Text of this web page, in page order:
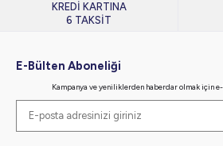
KREDİ KARTINA
6 TAKSİT
E-Bülten Aboneliği
Kampanya ve yeniliklerden haberdar olmak için